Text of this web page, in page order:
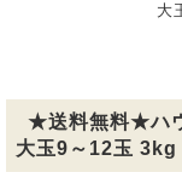
大
★送料無料★ハ
大玉9～12玉 3kg